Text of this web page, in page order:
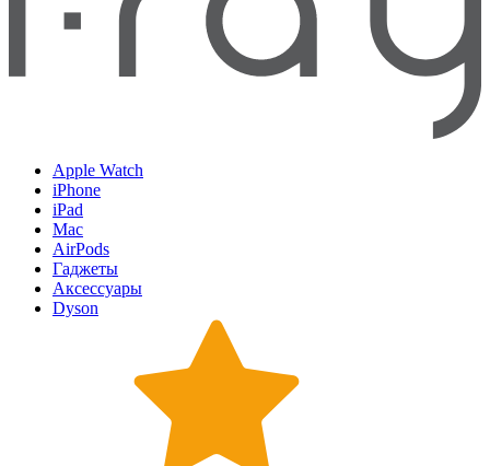
Apple Watch
iPhone
iPad
Mac
AirPods
Гаджеты
Аксессуары
Dyson